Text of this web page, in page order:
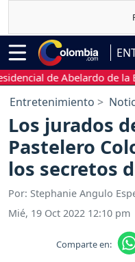
de Abelardo de la
Entretenimiento
Los jurados
Pastelero
los secretos
Por: Stephanie Angulo
Mié, 19 Oct 2022 12:10 pm
Comparte en: